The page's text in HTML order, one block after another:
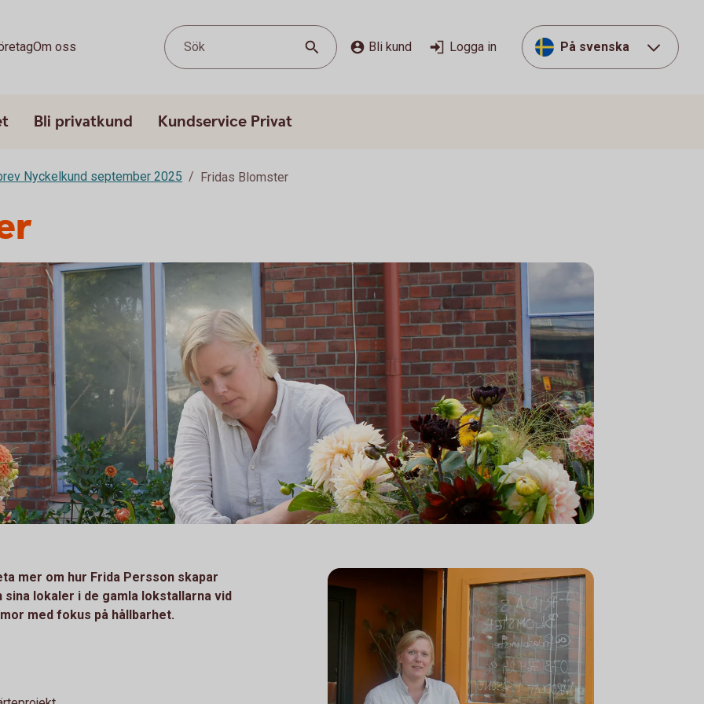
Om oss Sök Bli kund Logga in På svenska
Bli privatkund Kundservice Privat
Nyckelkund september 2025 Fridas Blomster
mer om hur Frida Persson skapar
lokaler i de gamla lokstallarna vid
med fokus på hållbarhet.